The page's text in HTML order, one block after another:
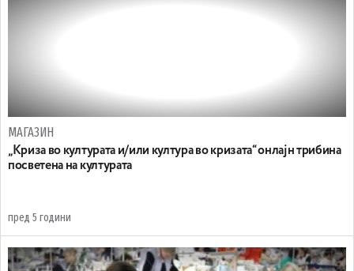
МАГАЗИН
„Криза во културата и/или култура во кризата“ онлајн трибина
посветена на културата
пред 5 години